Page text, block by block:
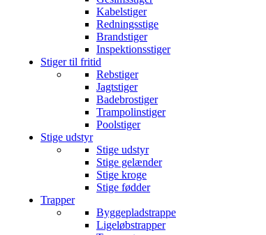
Kabelstiger
Redningsstige
Brandstiger
Inspektionsstiger
Stiger til fritid
Rebstiger
Jagtstiger
Badebrostiger
Trampolinstiger
Poolstiger
Stige udstyr
Stige udstyr
Stige gelænder
Stige kroge
Stige fødder
Trapper
Byggepladstrappe
Ligeløbstrapper